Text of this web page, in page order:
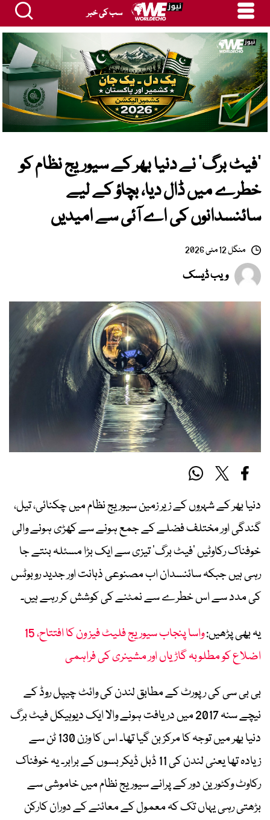
سب کی خبر
’فیٹ برگ‘ نے دنیا بھر کے سیوریج نظام کو
خطرے میں ڈال دیا، بچاؤ کے لیے
سائنسدانوں کی اے آئی سے امیدیں
منگل 12 مئی 2026
ویب ڈیسک
دنیا بھر کے شہروں کے زیر زمین سیوریج نظام میں چکنائی، تیل،
گندگی اور مختلف فضلے کے جمع ہونے سے کھڑی ہونے والی
خوفناک رکاوٹیں ’فیٹ برگ‘ تیزی سے ایک بڑا مسئلہ بنتے جا
رہی ہیں جبکہ سائنسدان اب مصنوعی ذہانت اور جدید روبوٹس
کی مدد سے اس خطرے سے نمٹنے کی کوشش کر رہے ہیں۔
یہ بھی پڑھیں:
واسا پنجاب سیوریج فلیٹ فیز ون کا افتتاح، 15
اضلاع کو مطلوبہ گاڑیاں اور مشینری کی فراہمی
بی بی سی کی رپورٹ کے مطابق لندن کی وائٹ چیپل روڈ کے
نیچے سنہ 2017 میں دریافت ہونے والا ایک دیوہیکل فیٹ برگ
دنیا بھر میں توجہ کا مرکز بن گیا تھا۔ اس کا وزن 130 ٹن سے
زیادہ تھا یعنی لندن کی 11 ڈبل ڈیکر بسوں کے برابر۔ یہ خوفناک
رکاوٹ وکٹورین دور کے پرانے سیوریج نظام میں خاموشی سے
بڑھتی رہی یہاں تک کہ معمول کے معائنے کے دوران کارکن